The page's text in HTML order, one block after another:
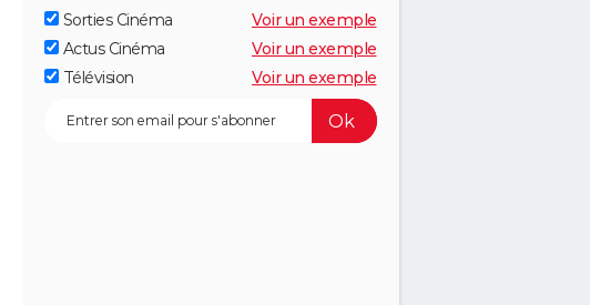
Sorties Cinéma
Voir un exemple
Actus Cinéma
Voir un exemple
Télévision
Voir un exemple